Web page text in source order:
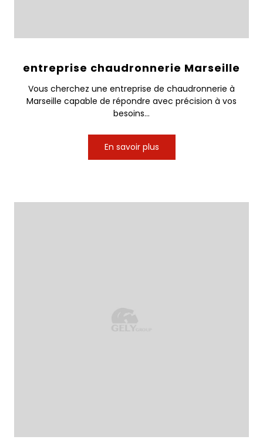
entreprise chaudronnerie Marseille
Vous cherchez une entreprise de chaudronnerie à
Marseille capable de répondre avec précision à vos
besoins...
En savoir plus